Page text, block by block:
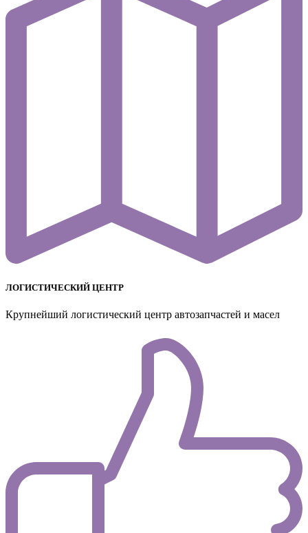
ЛОГИСТИЧЕСКИЙ ЦЕНТР
Крупнейший логистический центр автозапчастей и масел